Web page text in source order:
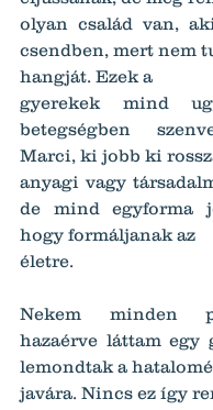
olyan család van,
csendben, mert nem
hangját. Ezek a
gyerekek mind
betegségben
Marci, ki jobb ki
anyagi vagy
de mind egyforma
hogy formáljanak az
életre.
Nekem minden
hazaérve láttam egy
lemondtak a
javára. Nincs ez így